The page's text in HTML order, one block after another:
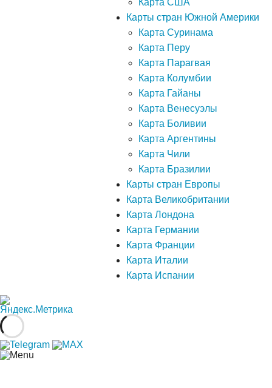
Карты стран Южной Америки
Карта Суринама
Карта Перу
Карта Парагвая
Карта Колумбии
Карта Гайаны
Карта Венесуэлы
Карта Боливии
Карта Аргентины
Карта Чили
Карта Бразилии
Карты стран Европы
Карта Великобритании
Карта Лондона
Карта Германии
Карта Франции
Карта Италии
Карта Испании